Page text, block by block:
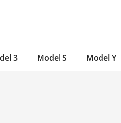
3 Model S Model Y